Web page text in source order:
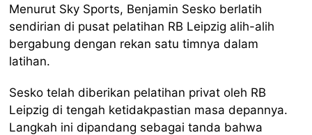
Menurut Sky Sports, Benjamin Sesko berlatih
sendirian di pusat pelatihan RB Leipzig alih-alih
bergabung dengan rekan satu timnya dalam
latihan.
Sesko telah diberikan pelatihan privat oleh RB
Leipzig di tengah ketidakpastian masa depannya.
Langkah ini dipandang sebagai tanda bahwa